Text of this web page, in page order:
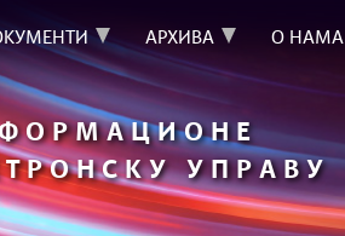
АРХИВА О НАМА
УПРАВУ